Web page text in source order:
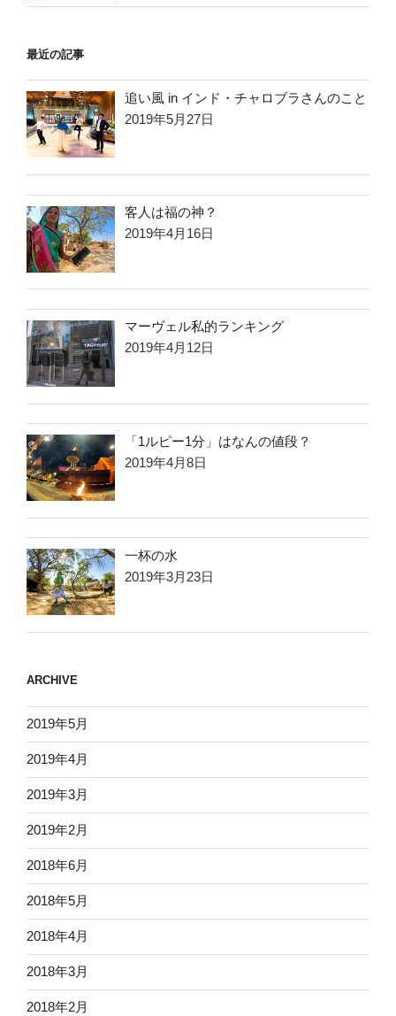
最近の記事
追い風 in インド・チャロブラさんのこと
2019年5月27日
客人は福の神？
2019年4月16日
マーヴェル私的ランキング
2019年4月12日
「1ルピー1分」はなんの値段？
2019年4月8日
一杯の水
2019年3月23日
ARCHIVE
2019年5月
2019年4月
2019年3月
2019年2月
2018年6月
2018年5月
2018年4月
2018年3月
2018年2月